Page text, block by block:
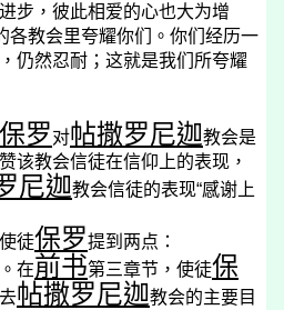
步，彼此相爱的心也大为增
各教会里夸耀你们。你们经历一
仍然忍耐；这就是我们所夸耀
保罗对帖撒罗尼迦教会是
该教会信徒在信仰上的表现，
尼迦教会信徒的表现“感谢上
徒保罗提到两点：
在前书第三章节，使徒保
去帖撒罗尼迦教会的主要目